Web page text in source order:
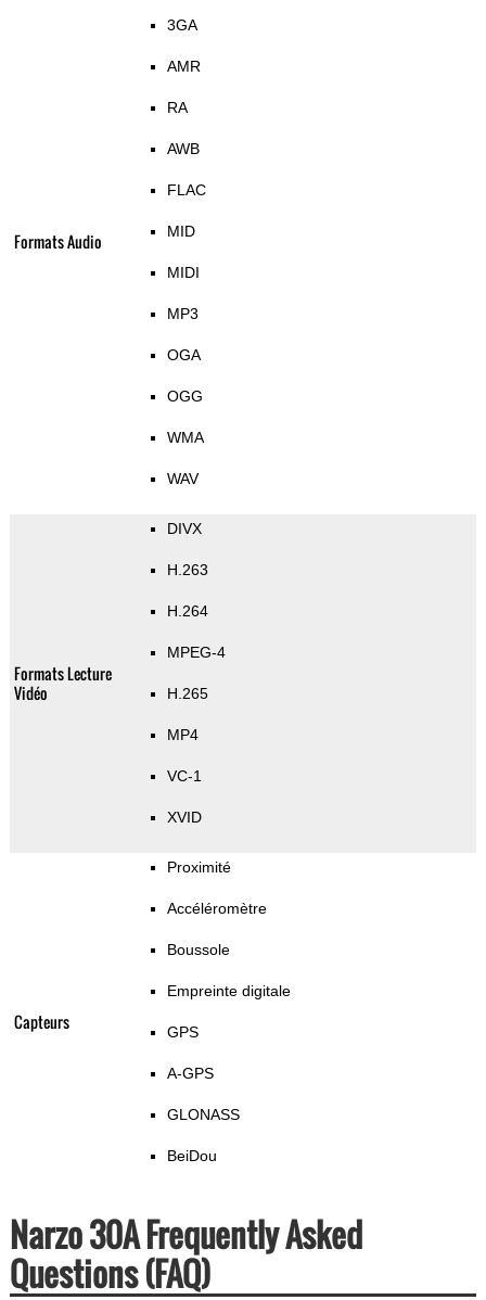
Formats Audio
3GA
AMR
RA
AWB
FLAC
MID
MIDI
MP3
OGA
OGG
WMA
WAV
Formats Lecture
Vidéo
DIVX
H.263
H.264
MPEG-4
H.265
MP4
VC-1
XVID
Capteurs
Proximité
Accéléromètre
Boussole
Empreinte digitale
GPS
A-GPS
GLONASS
BeiDou
Narzo 30A Frequently Asked
Questions (FAQ)